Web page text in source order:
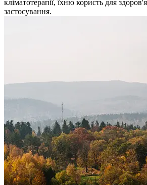
кліматотерапії, їхню користь для
застосування.